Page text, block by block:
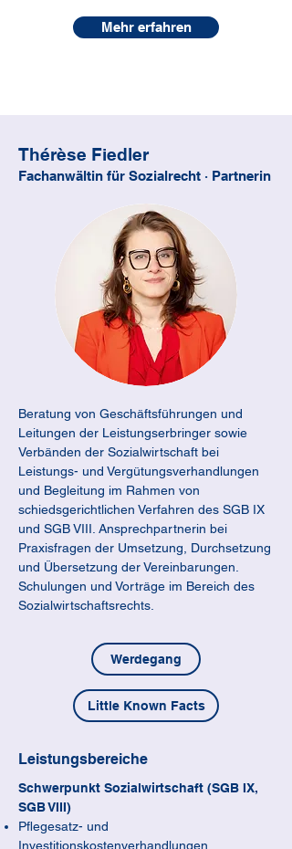
Mehr erfahren
Thérèse Fiedler
Fachanwältin für Sozialrecht · Partnerin
Beratung von Geschäftsführungen und
Leitungen der Leistungserbringer sowie
Verbänden der Sozialwirtschaft bei
Leistungs- und Vergütungsverhandlungen
und Begleitung im Rahmen von
schiedsgerichtlichen Verfahren des SGB IX
und SGB VIII. Ansprechpartnerin bei
Praxisfragen der Umsetzung, Durchsetzung
und Übersetzung der Vereinbarungen.
Schulungen und Vorträge im Bereich des
Sozialwirtschaftsrechts.
Werdegang
Little Known Facts
Leistungsbereiche
Schwerpunkt Sozialwirtschaft (SGB IX,
SGB VIII)
Pflegesatz- und
Investitionskostenverhandlungen